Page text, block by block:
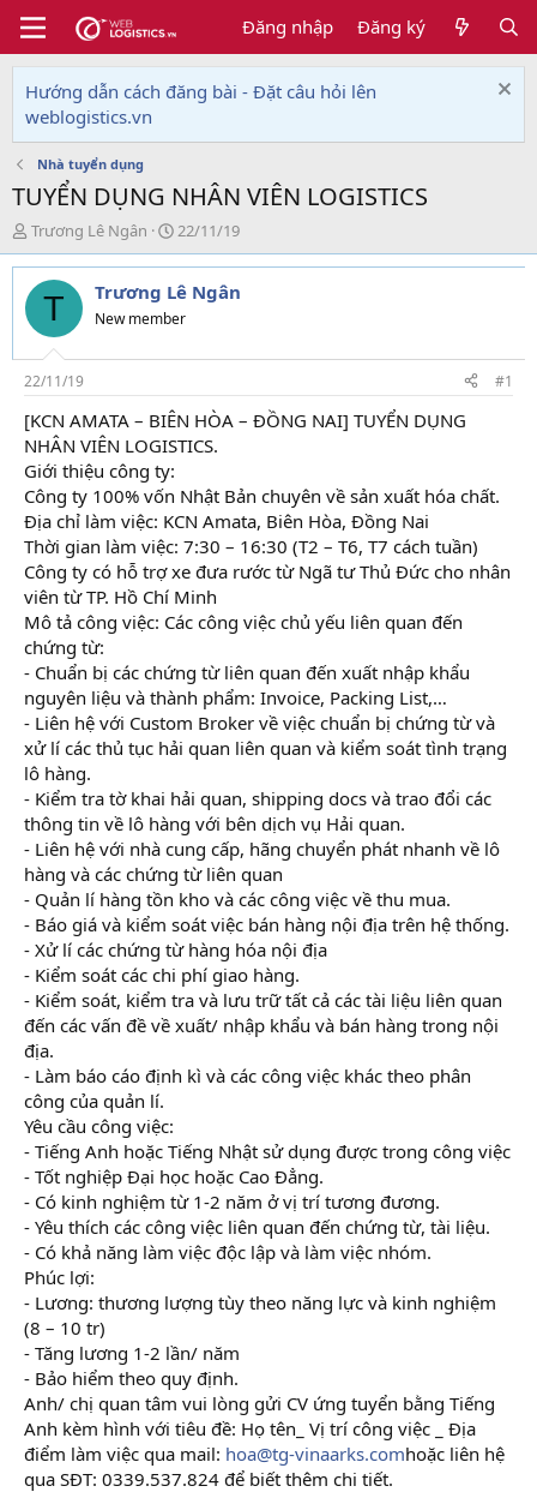
Đăng nhập Đăng ký
Hướng dẫn cách đăng bài - Đặt câu hỏi lên
weblogistics.vn
Nhà tuyển dụng
TUYỂN DỤNG NHÂN VIÊN LOGISTICS
T
h
r
e
d
s
t
a
r
t
e
r
Trương Lê Ngân
N
g
à
y
g
i
22/11/19
T Trương Lê Ngân
New member
22/11/19 #1
[KCN AMATA – BIÊN HÒA – ĐỒNG NAI] TUYỂN DỤNG
NHÂN VIÊN LOGISTICS.
Giới thiệu công ty:
Công ty 100% vốn Nhật Bản chuyên về sản xuất hóa chất.
Địa chỉ làm việc: KCN Amata, Biên Hòa, Đồng Nai
Thời gian làm việc: 7:30 – 16:30 (T2 – T6, T7 cách tuần)
Công ty có hỗ trợ xe đưa rước từ Ngã tư Thủ Đức cho nhân
viên từ TP. Hồ Chí Minh
Mô tả công việc: Các công việc chủ yếu liên quan đến
chứng từ:
- Chuẩn bị các chứng từ liên quan đến xuất nhập khẩu
nguyên liệu và thành phẩm: Invoice, Packing List,…
- Liên hệ với Custom Broker về việc chuẩn bị chứng từ và
xử lí các thủ tục hải quan liên quan và kiểm soát tình trạng
lô hàng.
- Kiểm tra tờ khai hải quan, shipping docs và trao đổi các
thông tin về lô hàng với bên dịch vụ Hải quan.
- Liên hệ với nhà cung cấp, hãng chuyển phát nhanh về lô
hàng và các chứng từ liên quan
- Quản lí hàng tồn kho và các công việc về thu mua.
- Báo giá và kiểm soát việc bán hàng nội địa trên hệ thống.
- Xử lí các chứng từ hàng hóa nội địa
- Kiểm soát các chi phí giao hàng.
- Kiểm soát, kiểm tra và lưu trữ tất cả các tài liệu liên quan
đến các vấn đề về xuất/ nhập khẩu và bán hàng trong nội
địa.
- Làm báo cáo định kì và các công việc khác theo phân
công của quản lí.
Yêu cầu công việc:
- Tiếng Anh hoặc Tiếng Nhật sử dụng được trong công việc
- Tốt nghiệp Đại học hoặc Cao Đẳng.
- Có kinh nghiệm từ 1-2 năm ở vị trí tương đương.
- Yêu thích các công việc liên quan đến chứng từ, tài liệu.
- Có khả năng làm việc độc lập và làm việc nhóm.
Phúc lợi:
- Lương: thương lượng tùy theo năng lực và kinh nghiệm
(8 – 10 tr)
- Tăng lương 1-2 lần/ năm
- Bảo hiểm theo quy định.
Anh/ chị quan tâm vui lòng gửi CV ứng tuyển bằng Tiếng
Anh kèm hình với tiêu đề: Họ tên_ Vị trí công việc _ Địa
điểm làm việc qua mail: hoa@tg-vinaarks.comhoặc liên hệ
qua SĐT: 0339.537.824 để biết thêm chi tiết.